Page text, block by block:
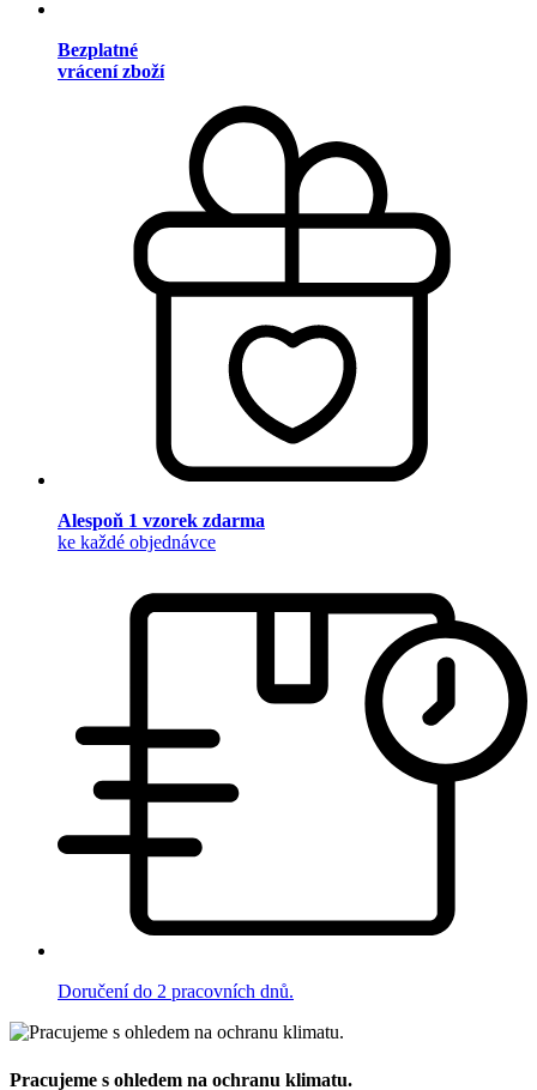
Bezplatné
vrácení zboží
Alespoň 1 vzorek zdarma
ke každé objednávce
Doručení do 2 pracovních dnů.
Pracujeme s ohledem na ochranu klimatu.